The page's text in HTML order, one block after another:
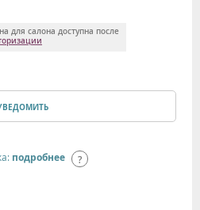
для салона доступна после
подробнее